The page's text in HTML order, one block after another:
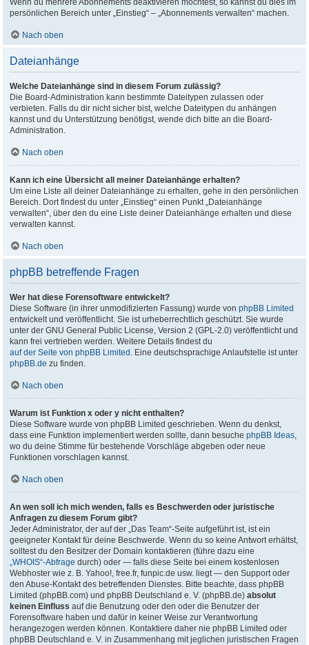
Wenn du mehrere Abonnements deaktivieren möchtest, so kannst du dies im
persönlichen Bereich unter „Einstieg“ – „Abonnements verwalten“ machen.
Nach oben
Dateianhänge
Welche Dateianhänge sind in diesem Forum zulässig?
Die Board-Administration kann bestimmte Dateitypen zulassen oder
verbieten. Falls du dir nicht sicher bist, welche Dateitypen du anhängen
kannst und du Unterstützung benötigst, wende dich bitte an die Board-
Administration.
Nach oben
Kann ich eine Übersicht all meiner Dateianhänge erhalten?
Um eine Liste all deiner Dateianhänge zu erhalten, gehe in den persönlichen
Bereich. Dort findest du unter „Einstieg“ einen Punkt „Dateianhänge
verwalten“, über den du eine Liste deiner Dateianhänge erhalten und diese
verwalten kannst.
Nach oben
phpBB betreffende Fragen
Wer hat diese Forensoftware entwickelt?
Diese Software (in ihrer unmodifizierten Fassung) wurde vonphpBB Limited
entwickelt und veröffentlicht. Sie ist urheberrechtlich geschützt. Sie wurde
unter der GNU General Public License, Version 2 (GPL-2.0) veröffentlicht und
kann frei vertrieben werden. Weitere Details findest du
auf der Seite von phpBB Limited . Eine deutschsprachige Anlaufstelle ist unter
phpBB.de zu finden.
Nach oben
Warum ist Funktion x oder y nicht enthalten?
Diese Software wurde von phpBB Limited geschrieben. Wenn du denkst,
dass eine Funktion implementiert werden sollte, dann besuchephpBB Ideas,
wo du deine Stimme für bestehende Vorschläge abgeben oder neue
Funktionen vorschlagen kannst.
Nach oben
An wen soll ich mich wenden, falls es Beschwerden oder juristische
Anfragen zu diesem Forum gibt?
Jeder Administrator, der auf der „Das Team“-Seite aufgeführt ist, ist ein
geeigneter Kontakt für deine Beschwerde. Wenn du so keine Antwort erhältst,
solltest du den Besitzer der Domain kontaktieren (führe dazu eine
„WHOIS“-Abfrage durch) oder — falls diese Seite bei einem kostenlosen
Webhoster wie z. B. Yahoo!, free.fr, funpic.de usw. liegt — den Support oder
den Abuse-Kontakt des betreffenden Dienstes. Bitte beachte, dass phpBB
Limited (phpBB.com) und phpBB Deutschland e. V. (phpBB.de)absolut
keinen Einfluss auf die Benutzung oder den oder die Benutzer der
Forensoftware haben und dafür in keiner Weise zur Verantwortung
herangezogen werden können. Kontaktiere daher nie phpBB Limited oder
phpBB Deutschland e. V. in Zusammenhang mit jeglichen juristischen Fragen